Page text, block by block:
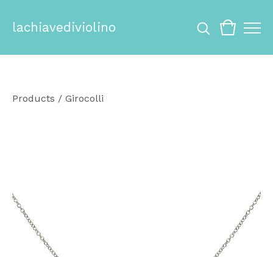
lachiavediviolino
Products / Girocolli